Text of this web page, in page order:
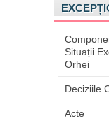
Situații
Orhei
Deciziile
Acte